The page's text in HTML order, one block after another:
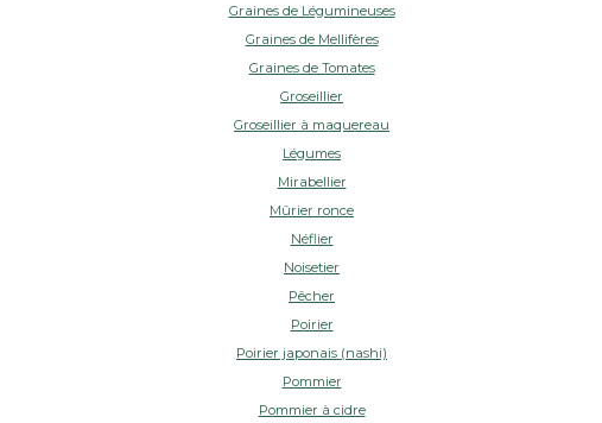
Graines de Légumineuses
Graines de Mellifères
Graines de Tomates
Groseillier
Groseillier à maquereau
Légumes
Mirabellier
Mûrier ronce
Néflier
Noisetier
Pêcher
Poirier
Poirier japonais (nashi)
Pommier
Pommier à cidre